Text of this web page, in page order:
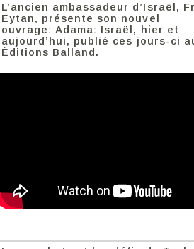
L’ancien ambassadeur d’Israël,
Eytan, présente son nouvel
ouvrage: Adama: Israël, hier et
aujourd’hui, publié ces jours-ci
Éditions Balland.